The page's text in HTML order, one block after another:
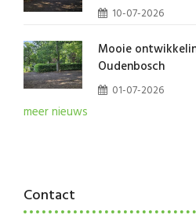
10-07-2026
Mooie
Oudenbosch
01-07-2026
meer nieuws
Contact